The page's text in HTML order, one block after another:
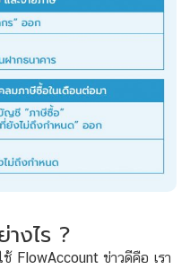
งไร ?
FlowAccount ข่าวดีคือ เรา